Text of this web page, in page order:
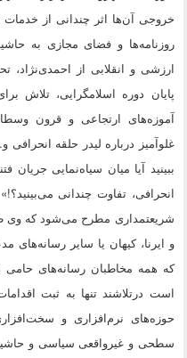
خروجی آن‌ها اثر چندانی از
روزنامه‌ها و فضای مجازی به
ارزشی و انقلابی از احمدی‌نژاد،
پایان دوره اسلامگرایی، تلاش
آموزه‌های ارتجاعی و قرون
غلوآمیز درباره لیدر حلقه
ببینید آیا میان سیاه‌نمایی
انحرافی، تفاوت چندانی
شریعتمداری مطرح می‌شود که وی
و ایرنا، کیهان یا سایر
که همه مخاطبان رسانه‌های حامی
است درتلاشند تنها به ثبت
حوزه‌های نرم‌افزاری و
سطحی و غیرواقعی سیاسی و